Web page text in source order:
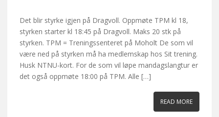
Det blir styrke igjen på Dragvoll. Oppmøte TPM kl 18,
styrken starter kl 18:45 på Dragvoll. Maks 20 stk på
styrken. TPM = Treningssenteret på Moholt De som vil
være ned på styrken må ha medlemskap hos Sit trening.
Husk NTNU-kort. For de som vil løpe mandagslangtur er
det også oppmøte 18:00 på TPM. Alle […]
READ MORE